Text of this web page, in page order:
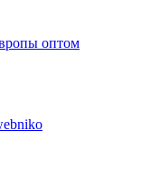
оптом